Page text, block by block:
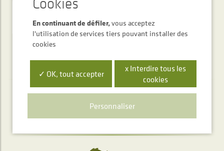
+34 948 563 511
En continuant de défiler,vous acceptez
l'utilisation de services tiers pouvant installer des
cookies
✓ OK, tout accepter
x Interdire tous les
cookies
Personnaliser